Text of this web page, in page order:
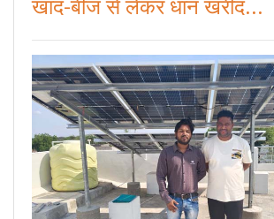
खाद-बीज से लेकर धान खरीद...